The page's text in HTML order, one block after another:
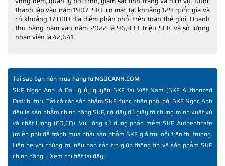
thành lập vào năm 1907, SKF có mặt tại khoảng 129 quốc gia và
có khoảng 17.000 địa điểm phân phối trên toàn thế giới. Doanh
thu hàng năm vào năm 2022 là 96,933 triệu SEK và số lượng
nhân viên là 42,641.
Tại sao bạn nên mua hàng từ NGOCANH.COM
SKF Ngọc Anh là Đại lý ủy quyền SKF tại Việt Nam (SKF Authorized
Distributor). Tất cả các sản phẩm SKF được phân phối bởi SKF Ngọc Anh
đều là sản phẩm chính hãng SKF, có đầy đủ giấy tờ chứng minh xuất xứ
và chất lượng (CO,CQ). Vui lòng sử dụng phần mềm SKF Authenticate
(miễn phí) để tránh mua phải sản phẩm SKF giả trôi nổi trên thị trường.
Liên hệ với chúng tôi nếu bạn cần trợ giúp thông tin về sản phẩm SKF
chính hãng. [Xem chi tiết tại đây]